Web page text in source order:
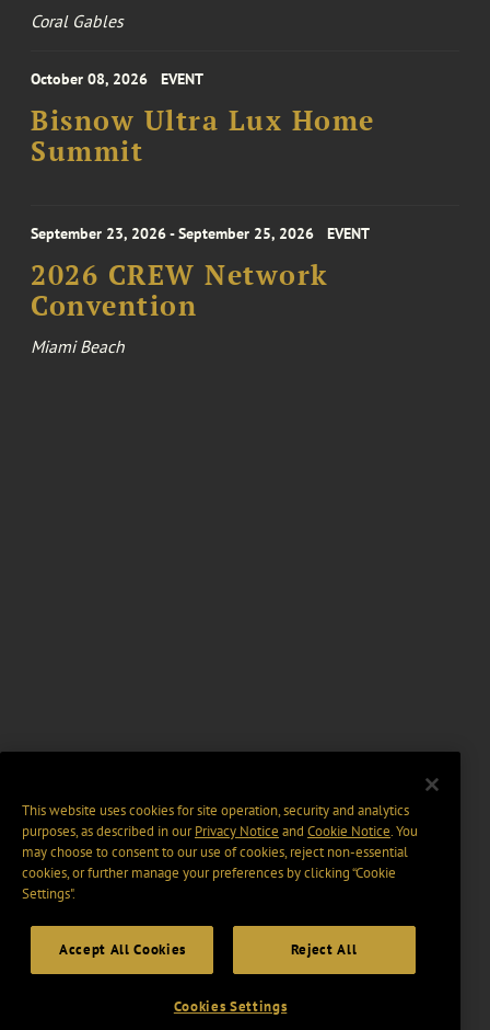
Coral Gables
October 08, 2026 EVENT
Bisnow Ultra Lux Home
Summit
September 23, 2026 - September 25, 2026 EVENT
2026 CREW Network
Convention
Miami Beach
This website uses cookies for site operation, security and analytics
purposes, as described in ourPrivacy Notice and Cookie Notice. You
may choose to consent to our use of cookies, reject non-essential
cookies, or further manage your preferences by clicking “Cookie
Settings".
Accept All Cookies Reject All
Cookies Settings